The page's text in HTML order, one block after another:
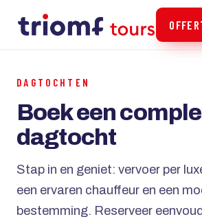
DAGTOCHTEN
Boek een
dagtocht
Stap in en geniet: vervoer per
een ervaren chauffeur en een
bestemming. Reserveer